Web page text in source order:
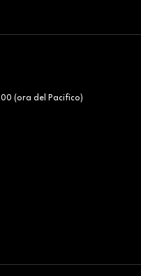
(ora del Pacifico)